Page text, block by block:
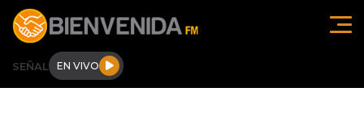
Click acá para ir directamente al contenido
SEÑAL EN VIVO